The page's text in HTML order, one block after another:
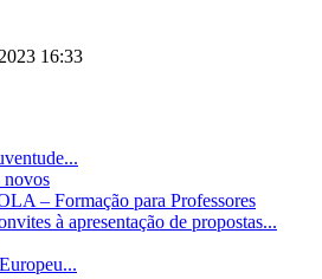
16:33
novos
– Formação para Professores
à apresentação de propostas...